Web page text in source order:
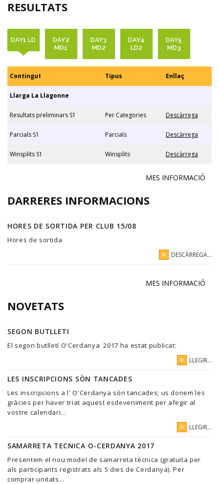
RESULTATS
DAY1 LD
DAY2
MD1
DAY3
MD2
DAY4
LD2
DAY5
MD3
Contingut Tipus Enllaç
Llarga La Llagonne
Resultats preliminars S1 Per Categories Descàrrega
Parcials S1 Parcials Descàrrega
Winsplits S1 Winsplits Descàrrega
MES INFORMACIÓ
DARRERES INFORMACIONS
HORES DE SORTIDA PER CLUB 15/08
Hores de sortida
DESCÀRREGA...
MES INFORMACIÓ
NOVETATS
SEGON BUTLLETI
El segon butlletí O'Cerdanya 2017 ha estat publicat:
LLEGIR...
LES INSCRIPCIONS SÒN TANCADES
Les inscripcions a l' O'Cerdanya són tancades; us donem les
gràcies per haver triat aquest esdeveniment per afegir al
vostre calendari...
LLEGIR...
SAMARRETA TECNICA O-CERDANYA 2017
Presentem el nou model de samarreta tècnica (gratuïta per
als participants registrats als 5 dies de Cerdanya). Per
comprar unitats...